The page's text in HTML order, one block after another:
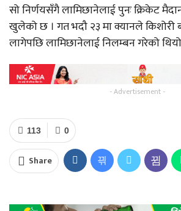
सो निर्णयसँगै लामिछानेलाई पुनः क्रिकेट
खुलेको छ । गत भदौ २३ मा क्यानले किशोरी
लागेपछि लामिछानेलाई निलम्बन गरेको
- Advertisement -
0
113
Share